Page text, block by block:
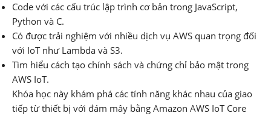
Code với các cấu trúc lập trình cơ bản trong JavaScript,
Python và C.
Có được trải nghiệm với nhiều dịch vụ AWS quan trọng đối
với IoT như Lambda và S3.
Tìm hiểu cách tạo chính sách và chứng chỉ bảo mật trong
AWS IoT.
Khóa học này khám phá các tính năng khác nhau của giao
tiếp từ thiết bị với đám mây bằng Amazon AWS IoT Core